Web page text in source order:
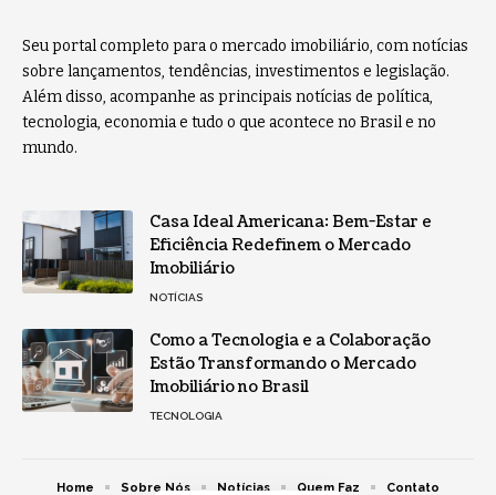
Seu portal completo para o mercado imobiliário, com notícias
sobre lançamentos, tendências, investimentos e legislação.
Além disso, acompanhe as principais notícias de política,
tecnologia, economia e tudo o que acontece no Brasil e no
mundo.
Casa Ideal Americana: Bem-Estar e
Eficiência Redefinem o Mercado
Imobiliário
NOTÍCIAS
Como a Tecnologia e a Colaboração
Estão Transformando o Mercado
Imobiliário no Brasil
TECNOLOGIA
Home Sobre Nós Notícias Quem Faz Contato